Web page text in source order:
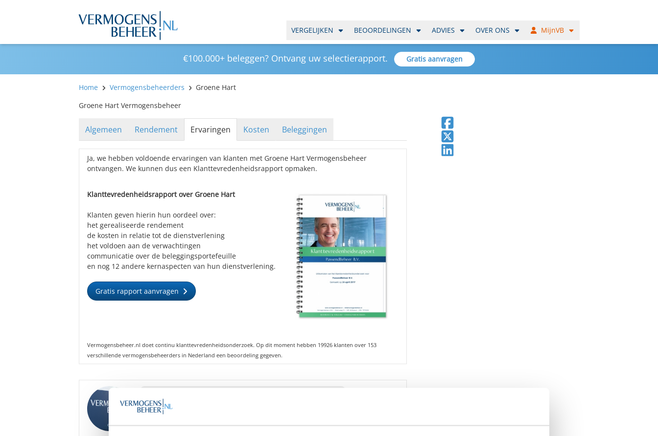
VERGELIJKEN BEOORDELINGEN ADVIES OVER ONS MijnVB
€100.000+ beleggen? Ontvang uw selectierapport. Gratis aanvragen
Home Vermogensbeheerders
Groene Hart
Groene Hart Vermogensbeheer
Algemeen Rendement Ervaringen Kosten Beleggingen
Ja, we hebben voldoende ervaringen van klanten met Groene Hart Vermogensbeheer
ontvangen. We kunnen dus een Klanttevredenheidsrapport opmaken.
Klanttevredenheidsrapport over Groene Hart
Klanten geven hierin hun oordeel over:
het gerealiseerde rendement
de kosten in relatie tot de dienstverlening
het voldoen aan de verwachtingen
communicatie over de beleggingsportefeuille
en nog 12 andere kernaspecten van hun dienstverlening.
Gratis rapport aanvragen
Vermogensbeheer.nl doet continu klanttevredenheidsonderzoek. Op dit moment hebben 19926 klanten over 153
verschillende vermogensbeheerders in Nederland een beoordeling gegeven.
We hebben diverse onafhankelijke rapporten over Groene
Hart Vermogensbeheer gratis beschikbaar.
Deel op Facebook
Deel op X
Deel op LinkedIn